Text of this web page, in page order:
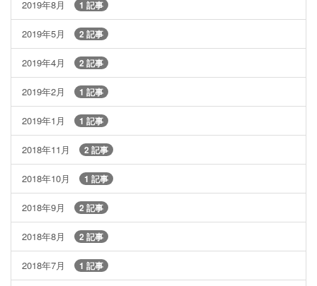
2019年8月 1 記事
2019年5月 2 記事
2019年4月 2 記事
2019年2月 1 記事
2019年1月 1 記事
2018年11月 2 記事
2018年10月 1 記事
2018年9月 2 記事
2018年8月 2 記事
2018年7月 1 記事